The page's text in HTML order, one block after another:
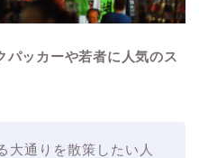
パッカーや若者に人気のス
大通りを散策したい人